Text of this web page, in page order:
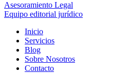
Asesoramiento Legal
Equipo editorial jurídico
Inicio
Servicios
Blog
Sobre Nosotros
Contacto